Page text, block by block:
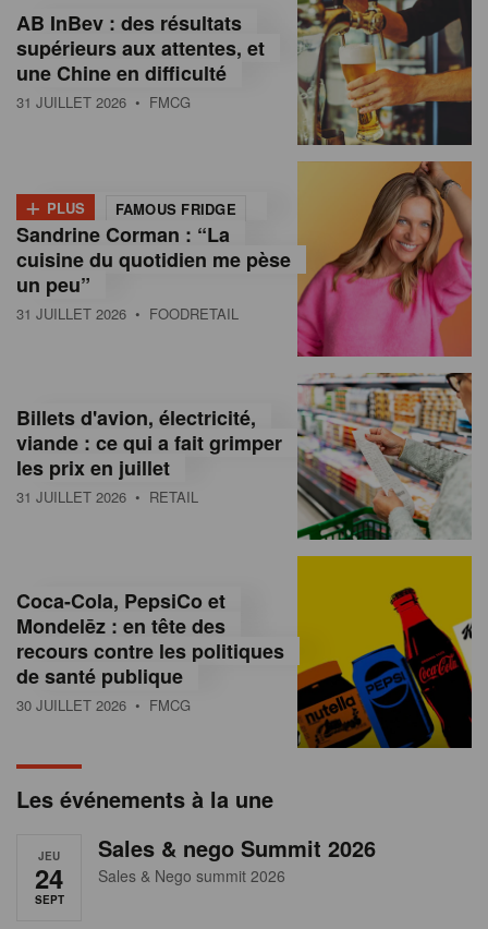
n
o
m
a
s
s
u
e
e
a
AB InBev : des résultats
supérieurs aux attentes, et
une Chine en difficulté
31 JUILLET 2026 • FMCG
+ PLUS FAMOUS FRIDGE
Sandrine Corman : “La
cuisine du quotidien me pèse
un peu”
31 JUILLET 2026 • FOODRETAIL
Billets d'avion, électricité,
viande : ce qui a fait grimper
les prix en juillet
31 JUILLET 2026 • RETAIL
Coca-Cola, PepsiCo et
Mondelēz : en tête des
recours contre les politiques
de santé publique
30 JUILLET 2026 • FMCG
Les événements à la une
JEU
24
SEPT
Sales & nego Summit 2026
Sales & Nego summit 2026